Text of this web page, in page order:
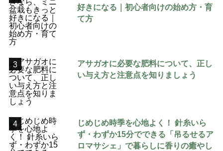
好きになる｜初心者向けの始め方・育
て方
3
アサガオに必要な肥料について、正し
い与え方と注意点を知りましょう
4
じめじめ時季を心地よく！ 針糸いら
ず・わずか15分でできる「吊るせるア
ロマサシェ」で暮らしに香りの癒やし